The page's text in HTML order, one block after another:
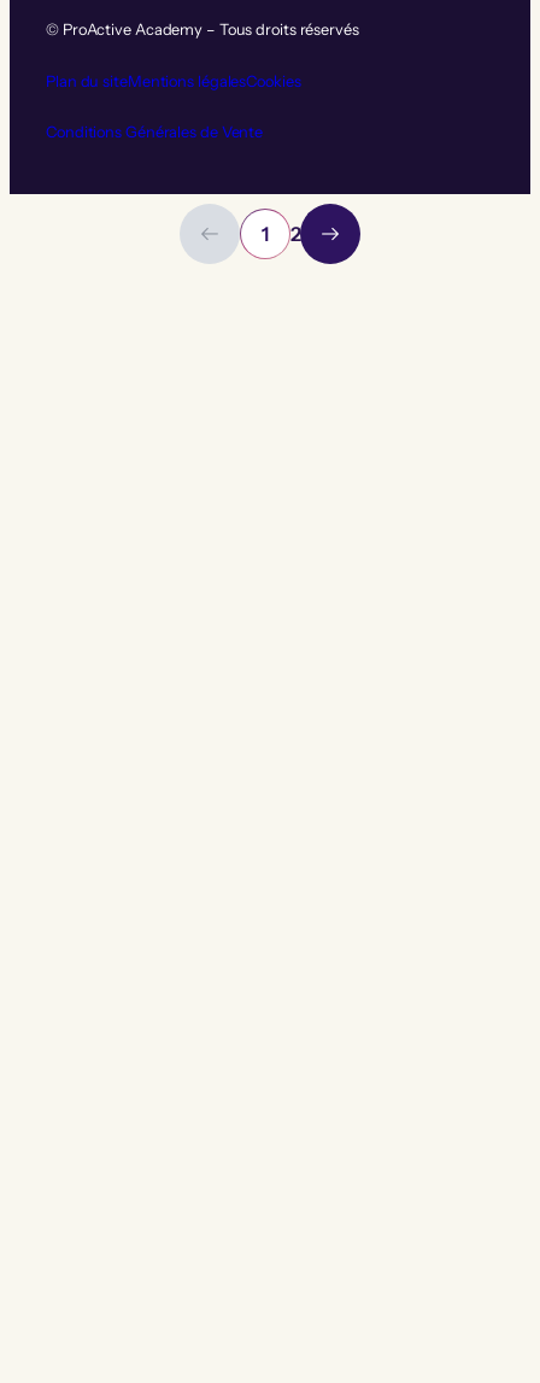
1 2
© ProActive Academy – Tous droits réservés
Plan du siteMentions légalesCookies
Conditions Générales de Vente